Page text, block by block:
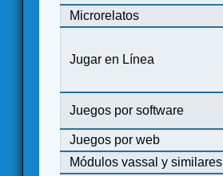
Microrelatos
Jugar en Línea
Juegos por software
Juegos por web
Módulos vassal y similares